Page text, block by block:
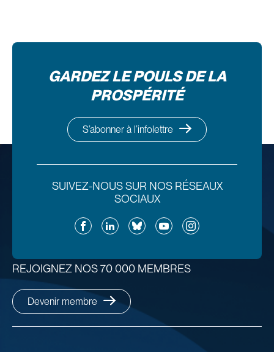
GARDEZ LE POULS DE LA
PROSPÉRITÉ
S’abonner à l’infolettre
SUIVEZ-NOUS SUR NOS RÉSEAUX
SOCIAUX
FacebookLinkedInBlueskyYouTubeInstagram
REJOIGNEZ NOS 70 000 MEMBRES
Devenir membre